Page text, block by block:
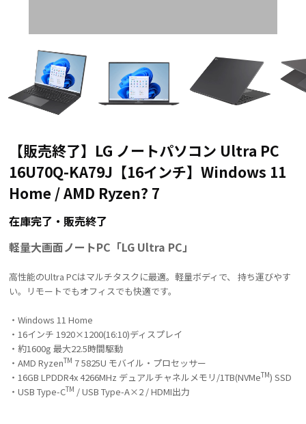
【販売終了】LG ノートパソコン Ultra PC
16U70Q-KA79J【16インチ】Windows 11
Home / AMD Ryzen? 7
在庫完了・販売終了
軽量大画面ノートPC「LG Ultra PC」
高性能のUltra PCはマルチタスクに最適。軽量ボディで、 持ち運びやす
い。リモートでもオフィスでも快適です。
・Windows 11 Home
・16インチ 1920×1200(16:10)ディスプレイ
・約1600g 最大22.5時間駆動
・AMD RyzenTM 7 5825U モバイル・プロセッサー
・16GB LPDDR4x 4266MHz デュアルチャネルメモリ/1TB(NVMeTM) SSD
・USB Type-CTM / USB Type-A×2 / HDMI出力